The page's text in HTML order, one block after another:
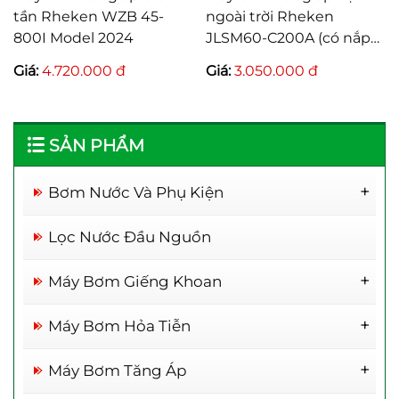
Rheken WZB 45-
Model 2024
4.720.000 đ
ngoài trời Rheken
JLSM60-C200A (có nắp
Giá:3.050.000 đ
SẢN PHẨM
Bơm Nước Và Phụ Kiện
Rơ Le Thông Minh
Lọc Nước Đầu Nguồn
Máy Bơm Giếng Khoan
Máy Bơm 1 Đầu Inox
Máy Bơm Hai Đầu
Máy Bơm Hỏa Tiễn
Máy Bơm Hỏa Tiễn 2inch
Máy Bơm Tăng Áp
tử TITANPRO 200A –
Tháng
200A (200w) Bảo hành